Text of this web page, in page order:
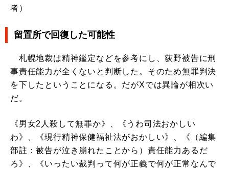
者）
留置所で回復した可能性
札幌地裁は精神鑑定などを参考にし、荻野被告に刑
事責任能力が全くないと判断した。そのため無罪判決
を下したということになる。だがXでは異論が相次い
だ。
《男女2人殺して無罪か》、《うわ司法おかしい
わ》、《現行精神保健福祉法がおかしい》、《（編集
部註：被告が泣き崩れたことから）責任能力あるだ
ろ》、《いったい裁判って何が正義で何が正常なんで